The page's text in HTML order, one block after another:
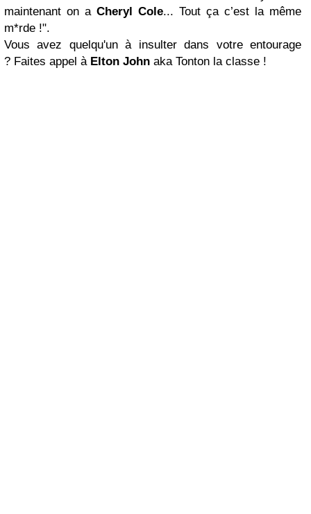
maintenant on a Cheryl Cole... Tout ça c’est la même
m*rde !".
Vous avez quelqu'un à insulter dans votre entourage
? Faites appel à Elton John aka Tonton la classe !